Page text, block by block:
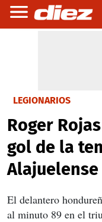
LEGIONARIOS
Roger
gol de la
Alajuelense
El delantero
al minuto 89 en el